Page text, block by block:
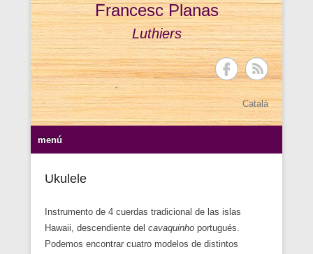
Francesc Planas
Luthiers
Catalá
Menu Secundario
menú
Ukulele
Instrumento de 4 cuerdas tradicional de las islas
Hawaii, descendiente del cavaquinho portugués.
Podemos encontrar cuatro modelos de distintos